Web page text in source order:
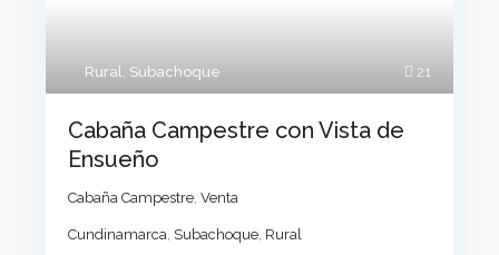
21
Rural, Subachoque
Cabaña Campestre con Vista de
Ensueño
Cabaña Campestre,Venta
Cundinamarca, Subachoque, Rural